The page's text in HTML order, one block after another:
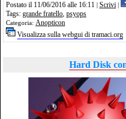
Postato il 11/06/2016 alle 16:11 Scrivi
Tags: grande fratello, psyops
Categoria: Anopticon
Visualizza sulla webgui di tramaci.org
Hard Disk